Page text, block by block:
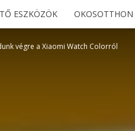
ESZKÖZÖK OKOSOTTHON
végre a Xiaomi Watch Colorról